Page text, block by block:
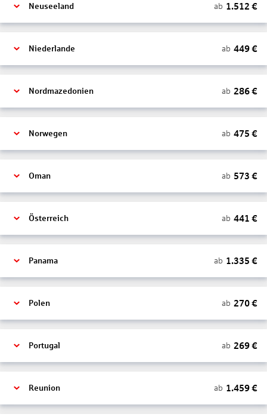
Neuseeland ab 1.512 €
Niederlande ab 449€
Nordmazedonien ab 286€
Norwegen ab 475 €
Oman ab 573 €
Österreich ab 441 €
Panama ab 1.335 €
Polen ab 270€
Portugal ab 269€
Reunion ab 1.459€